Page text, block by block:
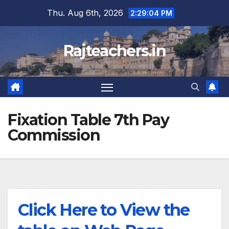
Thu. Aug 6th, 2026 2:29:04 PM
Rajteachers.in
Fixation Table 7th Pay
Commission
Click Here to View the